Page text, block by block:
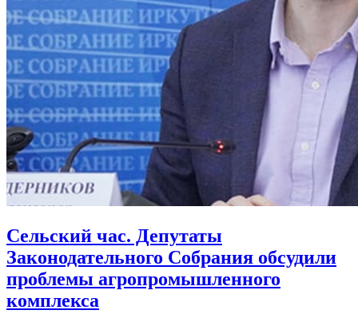
Сельский час. Депутаты
Законодательного Собрания обсудили
проблемы агропромышленного
комплекса